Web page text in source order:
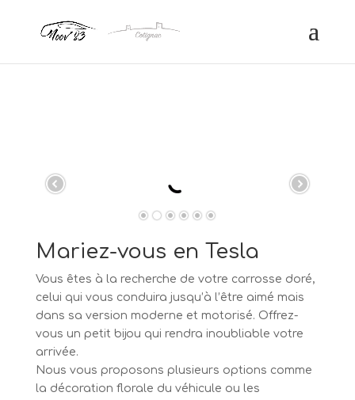
Mariez-vous en Tesla
Vous êtes à la recherche de votre carrosse doré,
celui qui vous conduira jusqu’à l’être aimé mais
dans sa version moderne et motorisé. Offrez-
vous un petit bijou qui rendra inoubliable votre
arrivée.
Nous vous proposons plusieurs options comme
la décoration florale du véhicule ou les